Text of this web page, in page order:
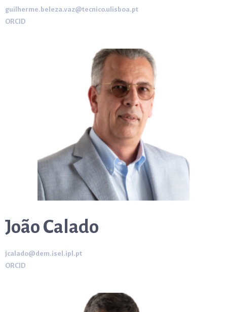
guilherme.beleza.vaz@tecnico.ulisboa.pt
ORCID
João Calado
jcalado@dem.isel.ipl.pt
ORCID